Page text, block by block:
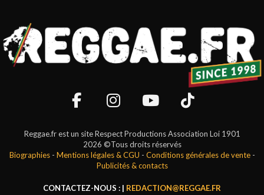
Reggae.fr est un site Respect Productions Association Loi 1901
2026 ©Tous droits réservés
Biographies- Mentions légales & CGU - Conditions générales de vente-
Publicités & contacts
CONTACTEZ-NOUS : | REDACTION@REGGAE.FR